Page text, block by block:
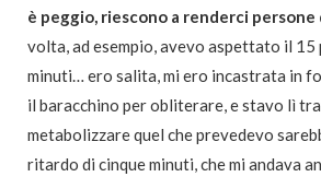
è peggio, riescono a renderci
volta, ad esempio, avevo aspettato il 15
minuti… ero salita, mi ero incastrata in
il baracchino per obliterare, e stavo lì
metabolizzare quel che prevedevo
ritardo di cinque minuti, che mi andava